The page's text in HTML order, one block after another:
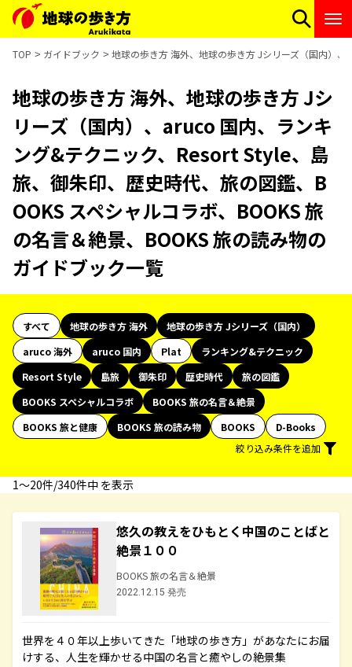
TOP ガイドブック 地球の歩き方 海外、地球の歩き方 Jシリーズ（国内）
地球の歩き方 海外、地球の歩き方 Jシ
リーズ（国内）、aruco 国内、ランキ
ング&テクニック、Resort Style、島
旅、御朱印、歴史時代、旅の図鑑、B
OOKS スペシャルコラボ、BOOKS 旅
の名言＆絶景、BOOKS 旅の読み物の
ガイドブック一覧
すべて 地球の歩き方 海外
地球の歩き方 Jシリーズ（国内）
aruco 海外
aruco 国内 Plat
ランキング&テクニック
Resort Style
島旅 御朱印 歴史時代
旅の図鑑
BOOKS スペシャルコラボ
BOOKS 旅の名言＆絶景
BOOKS 旅と健康
BOOKS 旅の読み物 BOOKS
D-Books
絞り込み条件を追加
1〜20件/340件中 を表示
悠久の教えをひもとく中国のことばと
絶景１００
BOOKS 旅の名言＆絶景
2022.12.15 発売
世界を４０年以上歩いてきた「地球の歩き方」があなたにお届
けする、人生を輝かせる中国の名言と癒やしの絶景集